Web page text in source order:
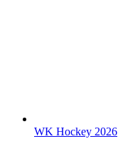
WK Hockey 2026